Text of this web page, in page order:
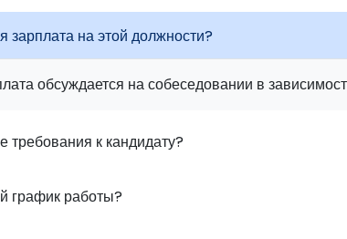
зарплата на этой должности?
обсуждается на собеседовании в
требования к кандидату?
график работы?